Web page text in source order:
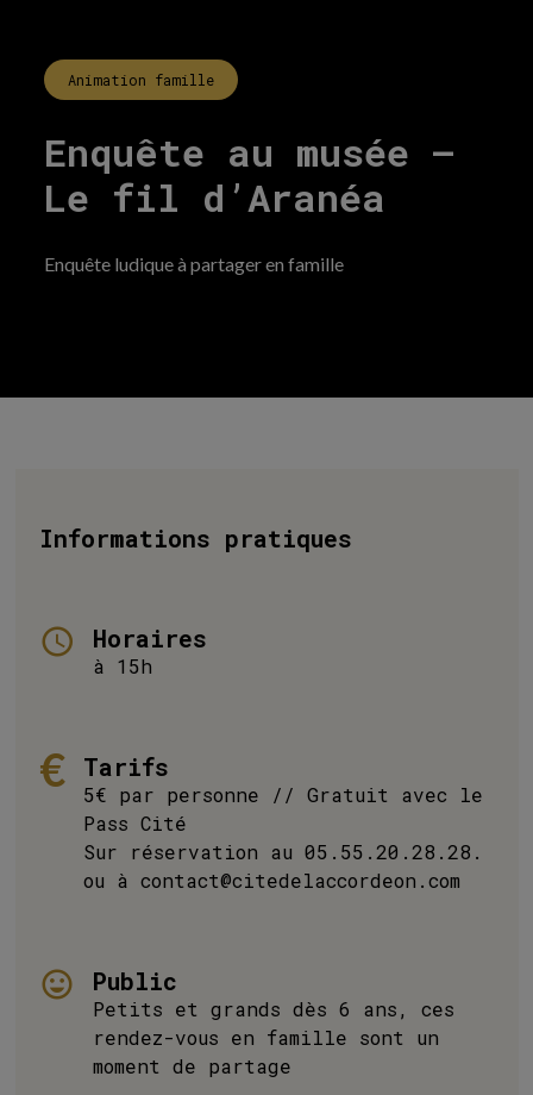
Animation famille
Enquête au musée –
Le fil d’Aranéa
Enquête ludique à partager en famille
Informations pratiques
Horaires
à 15h
Tarifs
5€ par personne // Gratuit avec le
Pass Cité
Sur réservation au 05.55.20.28.28.
ou à contact@citedelaccordeon.com
Public
Petits et grands dès 6 ans, ces
rendez-vous en famille sont un
moment de partage